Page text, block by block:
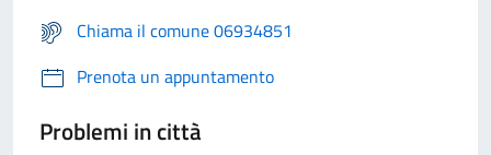
Chiama il comune 06934851
Prenota un appuntamento
Problemi in città